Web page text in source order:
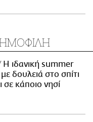
Η ιδανική summer
δουλειά στο σπίτι
σε κάποιο νησί